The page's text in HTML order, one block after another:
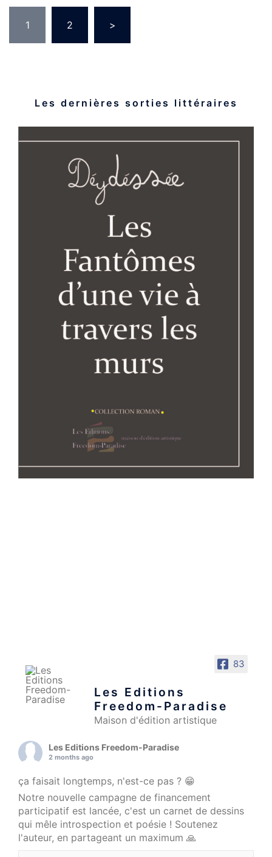
1 2 >
Les dernières sorties littéraires
83
Les Editions
Freedom-Paradise
Maison d'édition artistique
Les Editions Freedom-Paradise
2 months ago
ça faisait longtemps, n'est-ce pas ? 😁
Notre nouvelle campagne de financement
participatif est lancée, c'est un carnet de dessins
qui mêle introspection et poésie ! Soutenez
l'auteur, en partageant un maximum 🙏